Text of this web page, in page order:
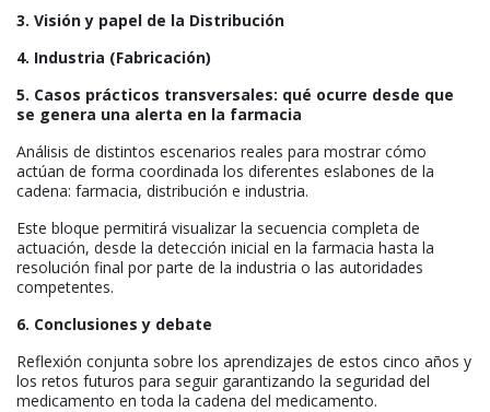
3. Visión y papel de la Distribución
4. Industria (Fabricación)
5. Casos prácticos transversales: qué ocurre desde que
se genera una alerta en la farmacia
Análisis de distintos escenarios reales para mostrar cómo
actúan de forma coordinada los diferentes eslabones de la
cadena: farmacia, distribución e industria.
Este bloque permitirá visualizar la secuencia completa de
actuación, desde la detección inicial en la farmacia hasta la
resolución final por parte de la industria o las autoridades
competentes.
6. Conclusiones y debate
Reflexión conjunta sobre los aprendizajes de estos cinco años y
los retos futuros para seguir garantizando la seguridad del
medicamento en toda la cadena del medicamento.